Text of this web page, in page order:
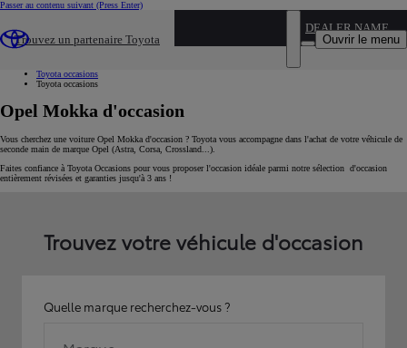
Passer au contenu suivant (Press Enter)
Trouvez un partenaire Toyota
DEALER NAME
Ouvrir le menu
Toyota occasions
Toyota occasions
Opel Mokka d'occasion
Vous cherchez une voiture Opel Mokka d'occasion ? Toyota vous accompagne dans l'achat de votre véhicule de
seconde main de marque Opel (Astra, Corsa, Crossland...).
Faites confiance à Toyota Occasions pour vous proposer l'occasion idéale parmi notre sélection d'occasion
entièrement révisées et garanties jusqu'à 3 ans !
Trouvez votre véhicule d'occasion
Quelle marque recherchez-vous ?